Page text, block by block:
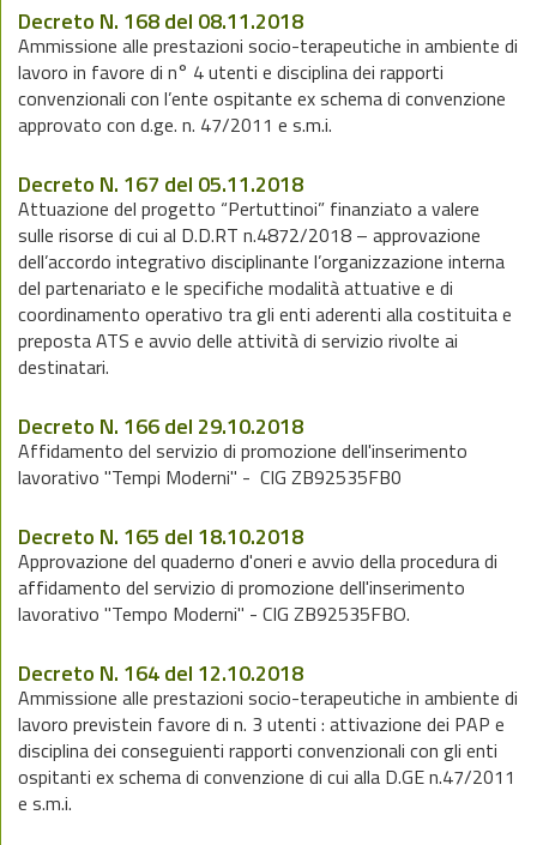
Decreto N. 168 del 08.11.2018
Ammissione alle prestazioni socio-terapeutiche in ambiente di
lavoro in favore di n° 4 utenti e disciplina dei rapporti
convenzionali con l’ente ospitante ex schema di convenzione
approvato con d.ge. n. 47/2011 e s.m.i.
Decreto N. 167 del 05.11.2018
Attuazione del progetto “Pertuttinoi” finanziato a valere
sulle risorse di cui al D.D.RT n.4872/2018 – approvazione
dell’accordo integrativo disciplinante l’organizzazione interna
del partenariato e le specifiche modalità attuative e di
coordinamento operativo tra gli enti aderenti alla costituita e
preposta ATS e avvio delle attività di servizio rivolte ai
destinatari.
Decreto N. 166 del 29.10.2018
Affidamento del servizio di promozione dell'inserimento
lavorativo "Tempi Moderni" - CIG ZB92535FB0
Decreto N. 165 del 18.10.2018
Approvazione del quaderno d'oneri e avvio della procedura di
affidamento del servizio di promozione dell'inserimento
lavorativo "Tempo Moderni" - CIG ZB92535FBO.
Decreto N. 164 del 12.10.2018
Ammissione alle prestazioni socio-terapeutiche in ambiente di
lavoro previstein favore di n. 3 utenti : attivazione dei PAP e
disciplina dei conseguienti rapporti convenzionali con gli enti
ospitanti ex schema di convenzione di cui alla D.GE n.47/2011
e s.m.i.